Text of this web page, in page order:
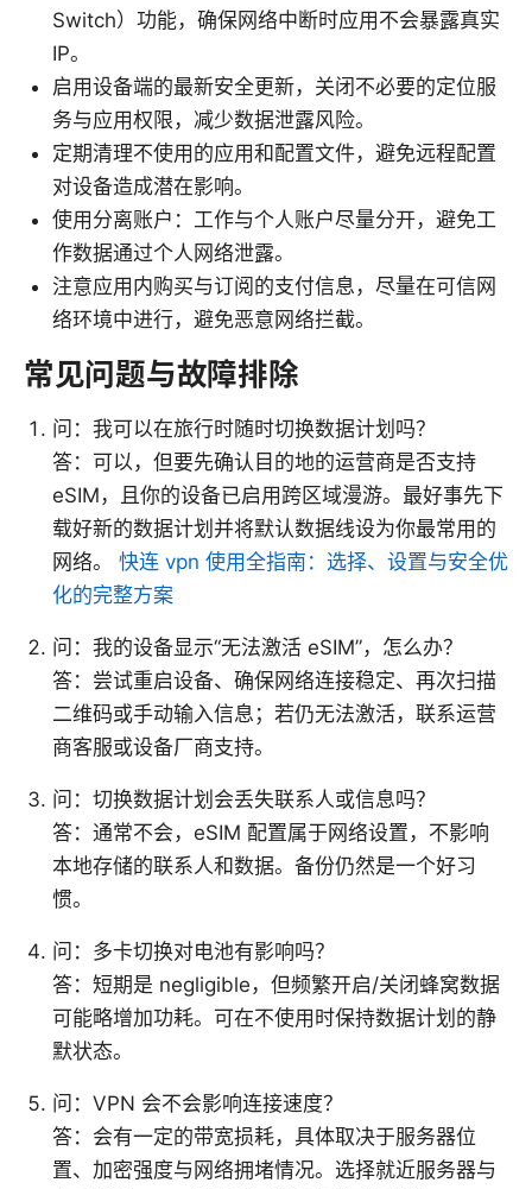
Switch）功能，确保网络中断时应用不会暴露真实
IP。
启用设备端的最新安全更新，关闭不必要的定位服
务与应用权限，减少数据泄露风险。
定期清理不使用的应用和配置文件，避免远程配置
对设备造成潜在影响。
使用分离账户：工作与个人账户尽量分开，避免工
作数据通过个人网络泄露。
注意应用内购买与订阅的支付信息，尽量在可信网
络环境中进行，避免恶意网络拦截。
常见问题与故障排除
问：我可以在旅行时随时切换数据计划吗？
答：可以，但要先确认目的地的运营商是否支持
eSIM，且你的设备已启用跨区域漫游。最好事先下
载好新的数据计划并将默认数据线设为你最常用的
网络。 快连 vpn 使用全指南：选择、设置与安全优
化的完整方案
问：我的设备显示“无法激活 eSIM”，怎么办？
答：尝试重启设备、确保网络连接稳定、再次扫描
二维码或手动输入信息；若仍无法激活，联系运营
商客服或设备厂商支持。
问：切换数据计划会丢失联系人或信息吗？
答：通常不会，eSIM 配置属于网络设置，不影响
本地存储的联系人和数据。备份仍然是一个好习
惯。
问：多卡切换对电池有影响吗？
答：短期是 negligible，但频繁开启/关闭蜂窝数据
可能略增加功耗。可在不使用时保持数据计划的静
默状态。
问：VPN 会不会影响连接速度？
答：会有一定的带宽损耗，具体取决于服务器位
置、加密强度与网络拥堵情况。选择就近服务器与